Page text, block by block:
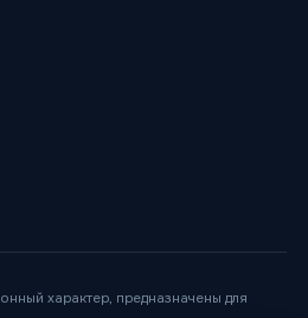
характер, предназначены для